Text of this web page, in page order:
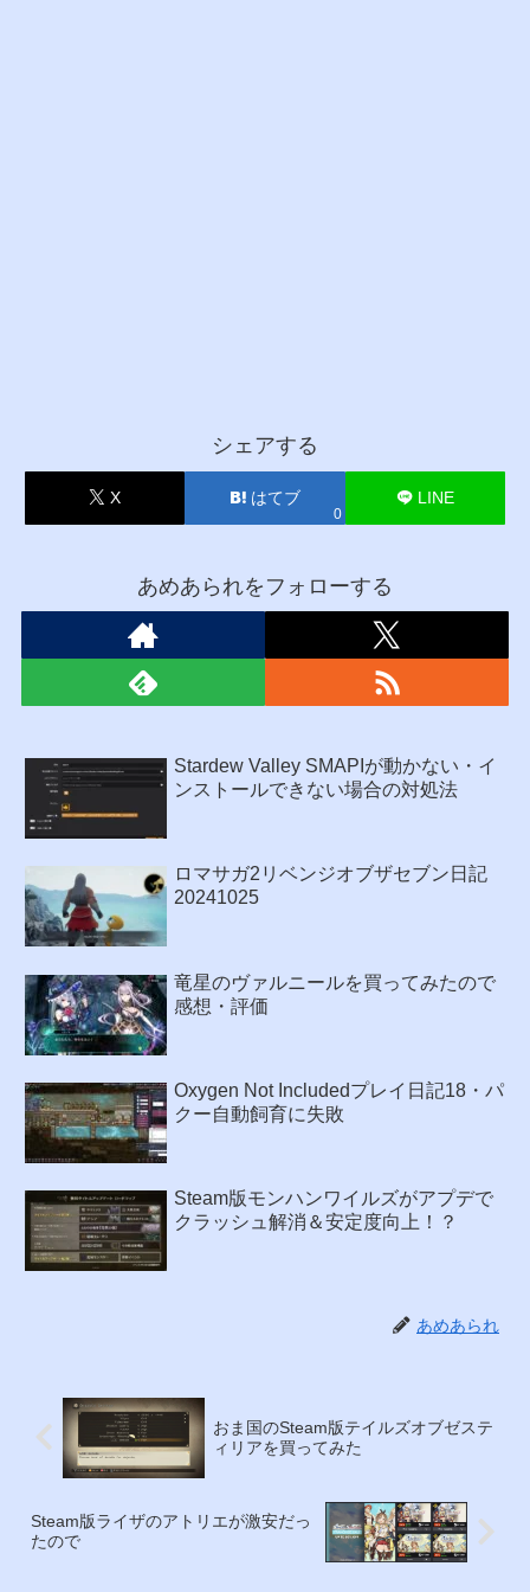
シェアする
X はてブ
0
LINE
あめあられをフォローする
Stardew Valley SMAPIが動かない・イ
ンストールできない場合の対処法
ロマサガ2リベンジオブザセブン日記
20241025
竜星のヴァルニールを買ってみたので
感想・評価
Oxygen Not Includedプレイ日記18・パ
クー自動飼育に失敗
Steam版モンハンワイルズがアプデで
クラッシュ解消＆安定度向上！？
あめあられ
おま国のSteam版テイルズオブゼステ
ィリアを買ってみた
Steam版ライザのアトリエが激安だっ
たので